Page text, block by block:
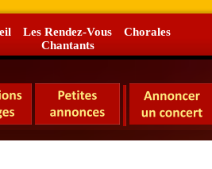
Les Rendez-Vous
Chantants
Chorales